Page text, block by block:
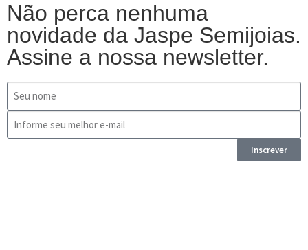
Não perca nenhuma
novidade da Jaspe Semijoias.
Assine a nossa newsletter.
Inscrever